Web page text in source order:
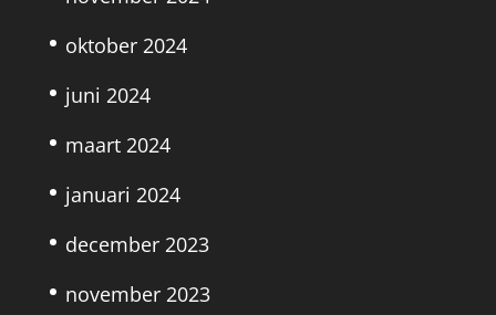
oktober 2024
juni 2024
maart 2024
januari 2024
december 2023
november 2023